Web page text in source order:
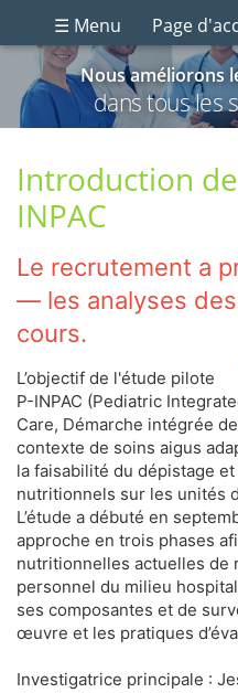
☰ Menu Page
Nous améliorons
dans tous les
Introduction
INPAC
Le recrutement a
— les analyses
cours.
L’objectif de l'étude pilote
P-INPAC (Pediatric
Care, Démarche intégrée
contexte de soins aigus
la faisabilité du dépistage
nutritionnels sur les unités
L’étude a débuté en
approche en trois phases
nutritionnelles actuelles de
personnel du milieu
ses composantes et de
œuvre et les pratiques
Investigatrice principale :